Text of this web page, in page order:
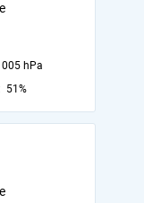
hPa
51%